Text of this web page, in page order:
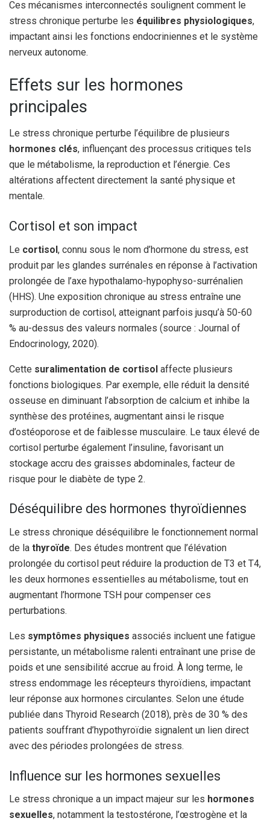
Ces mécanismes interconnectés soulignent comment le
stress chronique perturbe les équilibres physiologiques,
impactant ainsi les fonctions endocriniennes et le système
nerveux autonome.
Effets sur les hormones
principales
Le stress chronique perturbe l’équilibre de plusieurs
hormones clés, influençant des processus critiques tels
que le métabolisme, la reproduction et l’énergie. Ces
altérations affectent directement la santé physique et
mentale.
Cortisol et son impact
Le cortisol, connu sous le nom d’hormone du stress, est
produit par les glandes surrénales en réponse à l’activation
prolongée de l’axe hypothalamo-hypophyso-surrénalien
(HHS). Une exposition chronique au stress entraîne une
surproduction de cortisol, atteignant parfois jusqu’à 50-60
% au-dessus des valeurs normales (source : Journal of
Endocrinology, 2020).
Cette suralimentation de cortisol affecte plusieurs
fonctions biologiques. Par exemple, elle réduit la densité
osseuse en diminuant l’absorption de calcium et inhibe la
synthèse des protéines, augmentant ainsi le risque
d’ostéoporose et de faiblesse musculaire. Le taux élevé de
cortisol perturbe également l’insuline, favorisant un
stockage accru des graisses abdominales, facteur de
risque pour le diabète de type 2.
Déséquilibre des hormones thyroïdiennes
Le stress chronique déséquilibre le fonctionnement normal
de la thyroïde. Des études montrent que l’élévation
prolongée du cortisol peut réduire la production de T3 et T4,
les deux hormones essentielles au métabolisme, tout en
augmentant l’hormone TSH pour compenser ces
perturbations.
Les symptômes physiques associés incluent une fatigue
persistante, un métabolisme ralenti entraînant une prise de
poids et une sensibilité accrue au froid. À long terme, le
stress endommage les récepteurs thyroïdiens, impactant
leur réponse aux hormones circulantes. Selon une étude
publiée dans Thyroid Research (2018), près de 30 % des
patients souffrant d’hypothyroïdie signalent un lien direct
avec des périodes prolongées de stress.
Influence sur les hormones sexuelles
Le stress chronique a un impact majeur sur les hormones
sexuelles, notamment la testostérone, l’œstrogène et la